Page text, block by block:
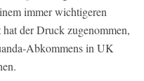
immer wichtigeren
der Druck zugenommen,
Abkommens in UK